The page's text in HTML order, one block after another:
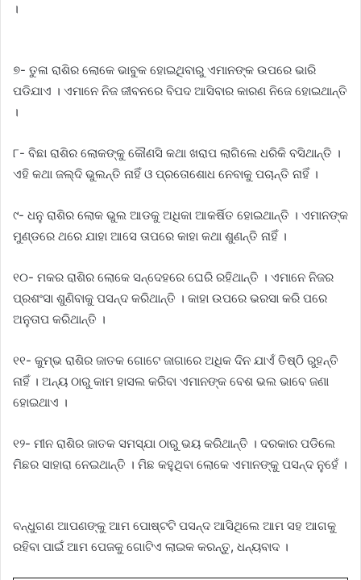
।
୭- ତୁଳା ରାଶିର ଲୋକେ ଭାବୁକ ହୋଇଥିବାରୁ ଏମାନଙ୍କ ଉପରେ ଭାରି
ପଡିଯାଏ । ଏମାନେ ନିଜ ଜୀବନରେ ବିପଦ ଆସିବାର କାରଣ ନିଜେ ହୋଇଥାନ୍ତି
।
୮- ବିଛା ରାଶିର ଲୋକଙ୍କୁ କୌଣସି କଥା ଖରାପ ଲାଗିଲେ ଧରିକି ବସିଥାନ୍ତି ।
ଏହି କଥା ଜଲ୍ଦି ଭୁଲନ୍ତି ନାହିଁ ଓ ପ୍ରତୋଶୋଧ ନେବାକୁ ପଚାନ୍ତି ନାହିଁ ।
୯- ଧନୁ ରାଶିର ଲୋକ ଭୁଲ ଆଡକୁ ଅଧିକା ଆକର୍ଷିତ ହୋଇଥାନ୍ତି । ଏମାନଙ୍କ
ମୁଣ୍ଡରେ ଥରେ ଯାହା ଆସେ ତାପରେ କାହା କଥା ଶୁଣନ୍ତି ନାହିଁ ।
୧୦- ମକର ରାଶିର ଲୋକେ ସନ୍ଦେହରେ ଘେରି ରହିଥାନ୍ତି । ଏମାନେ ନିଜର
ପ୍ରଶଂସା ଶୁଣିବାକୁ ପସନ୍ଦ କରିଥାନ୍ତି । କାହା ଉପରେ ଭରସା କରି ପରେ
ଅନୁତାପ କରିଥାନ୍ତି ।
୧୧- କୁମ୍ଭ ରାଶିର ଜାତକ ଗୋଟେ ଜାଗାରେ ଅଧିକ ଦିନ ଯାଏଁ ତିଷ୍ଠି ରୁହନ୍ତି
ନାହିଁ । ଅନ୍ୟ ଠାରୁ କାମ ହାସଲ କରିବା ଏମାନଙ୍କ ବେଶ ଭଲ ଭାବେ ଜଣା
ହୋଇଥାଏ ।
୧୨- ମୀନ ରାଶିର ଜାତକ ସମସ୍ଯା ଠାରୁ ଭୟ କରିଥାନ୍ତି । ଦରକାର ପଡିଲେ
ମିଛର ସାହାରା ନେଇଥାନ୍ତି । ମିଛ କହୁଥିବା ଲୋକେ ଏମାନଙ୍କୁ ପସନ୍ଦ ନୁହେଁ ।
ବନ୍ଧୁଗଣ ଆପଣଙ୍କୁ ଆମ ପୋଷ୍ଟଟି ପସନ୍ଦ ଆସିଥିଲେ ଆମ ସହ ଆଗକୁ
ରହିବା ପାଇଁ ଆମ ପେଜକୁ ଗୋଟିଏ ଲାଇକ କରନ୍ତୁ, ଧନ୍ୟବାଦ ।